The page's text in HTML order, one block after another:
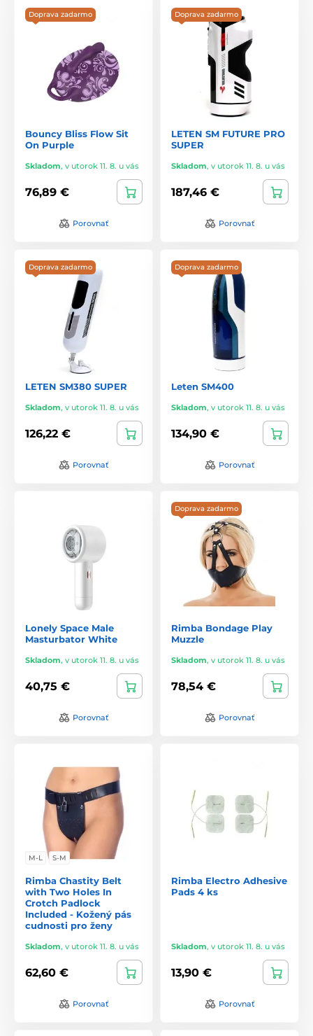
Doprava zadarmo
Bouncy Bliss Flow Sit
On Purple
Skladom, v utorok 11. 8. u vás
76,89 €
Porovnať
Doprava zadarmo
LETEN SM FUTURE PRO
SUPER
Skladom, v utorok 11. 8. u vás
187,46 €
Porovnať
Doprava zadarmo
LETEN SM380 SUPER
Skladom, v utorok 11. 8. u vás
126,22 €
Porovnať
Doprava zadarmo
Leten SM400
Skladom, v utorok 11. 8. u vás
134,90 €
Porovnať
Lonely Space Male
Masturbator White
Skladom, v utorok 11. 8. u vás
40,75 €
Porovnať
Doprava zadarmo
Rimba Bondage Play
Muzzle
Skladom, v utorok 11. 8. u vás
78,54 €
Porovnať
M-L S-M
Rimba Chastity Belt
with Two Holes In
Crotch Padlock
Included - Kožený pás
cudnosti pro ženy
Skladom, v utorok 11. 8. u vás
62,60 €
Porovnať
Rimba Electro Adhesive
Pads 4 ks
Skladom, v utorok 11. 8. u vás
13,90 €
Porovnať